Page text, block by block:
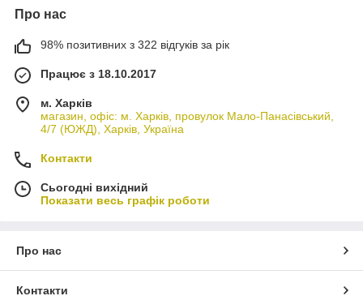
Про нас
98% позитивних з 322 відгуків за рік
Працює з 18.10.2017
м. Харків
магазин, офіс: м. Харків, провулок Мало-Панасівський,
4/7 (ЮЖД), Харків, Україна
Контакти
Сьогодні вихідний
Показати весь графік роботи
Про нас
Контакти